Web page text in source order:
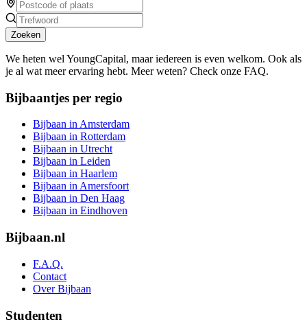
Zoeken
We heten wel YoungCapital, maar iedereen is even welkom. Ook als
je al wat meer ervaring hebt. Meer weten? Check onze FAQ.
Bijbaantjes per regio
Bijbaan in Amsterdam
Bijbaan in Rotterdam
Bijbaan in Utrecht
Bijbaan in Leiden
Bijbaan in Haarlem
Bijbaan in Amersfoort
Bijbaan in Den Haag
Bijbaan in Eindhoven
Bijbaan.nl
F.A.Q.
Contact
Over Bijbaan
Studenten